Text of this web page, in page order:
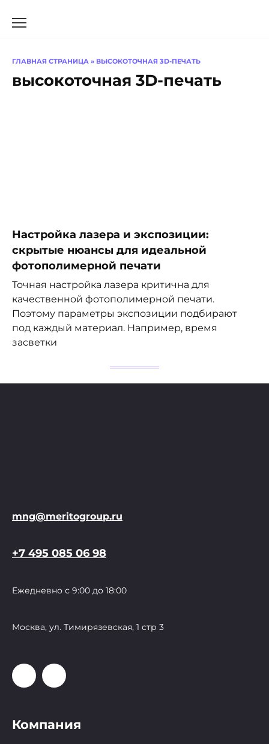
ГЛАВНАЯ СТРАНИЦА » ВЫСОКОТОЧНАЯ 3D-ПЕЧАТЬ
высокоточная 3D-печать
Настройка лазера и экспозиции:
скрытые нюансы для идеальной
фотополимерной печати
Точная настройка лазера критична для
качественной фотополимерной печати.
Поэтому параметры экспозиции подбирают
под каждый материал. Например, время
засветки
mng@meritogroup.ru
+7 495 085 06 98
Ежедневно с 9:00 до 18:00
Москва, ул. Тимирязевская, 1 стр 3
Компания